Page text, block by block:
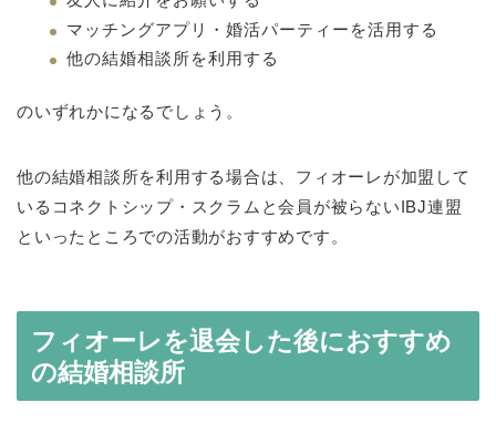
マッチングアプリ・婚活パーティーを活用する
他の結婚相談所を利用する
のいずれかになるでしょう。
他の結婚相談所を利用する場合は、フィオーレが加盟して
いるコネクトシップ・スクラムと会員が被らないIBJ連盟
といったところでの活動がおすすめです。
フィオーレを退会した後におすすめ
の結婚相談所